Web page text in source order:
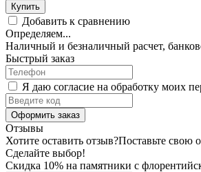
Купить
Добавить к сравнению
Определяем...
Наличный и безналичный расчет,
Быстрый заказ
Я даю согласие на обработку моих
Оформить заказ
Отзывы
Хотите оставить отзыв?Поставьте свою
Сделайте выбор!
Скидка 10% на памятники с